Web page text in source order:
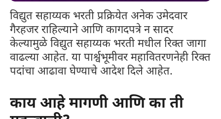
विद्युत सहाय्यक भरती प्रक्रियेत अनेक उमेदवार
गैरहजर राहिल्याने आणि कागदपत्रे न सादर
केल्यामुळे विद्युत सहाय्यक भरती मधील रिक्त जागा
वाढल्या आहेत. या पार्श्वभूमीवर महावितरणनेही रिक्त
पदांचा आढावा घेण्याचे आदेश दिले आहेत.
काय आहे मागणी आणि का ती